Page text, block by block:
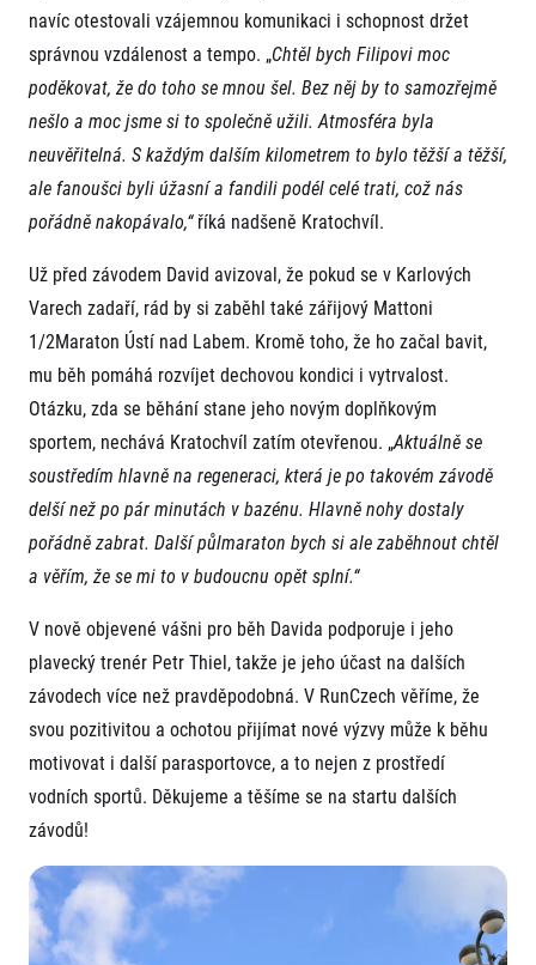
Mobilní aplikace RunCzech
Stáhněte si mobilní aplikaci RunCzech.
Individuální trénink
Skupinové tréninky
Masáže
Titulární partneři
Informace o webu
Všeobecné smluvní podmínky
Informace o cookies
Podmínky GDPR
© 2026 RunCzech s.r.o.
navíc otestovali vzájemnou komunikaci i schopnost držet
správnou vzdálenost a tempo. „Chtěl bych Filipovi moc
poděkovat, že do toho se mnou šel. Bez něj by to samozřejmě
nešlo a moc jsme si to společně užili. Atmosféra byla
neuvěřitelná. S každým dalším kilometrem to bylo těžší a těžší,
ale fanoušci byli úžasní a fandili podél celé trati, což nás
pořádně nakopávalo,“říká nadšeně Kratochvíl.
Už před závodem David avizoval, že pokud se v Karlových
Varech zadaří, rád by si zaběhl také zářijový Mattoni
1/2Maraton Ústí nad Labem. Kromě toho, že ho začal bavit,
mu běh pomáhá rozvíjet dechovou kondici i vytrvalost.
Otázku, zda se běhání stane jeho novým doplňkovým
sportem, nechává Kratochvíl zatím otevřenou. „Aktuálně se
soustředím hlavně na regeneraci, která je po takovém závodě
delší než po pár minutách v bazénu. Hlavně nohy dostaly
pořádně zabrat. Další půlmaraton bych si ale zaběhnout chtěl
a věřím, že se mi to v budoucnu opět splní.“
V nově objevené vášni pro běh Davida podporuje i jeho
plavecký trenér Petr Thiel, takže je jeho účast na dalších
závodech více než pravděpodobná. V RunCzech věříme, že
svou pozitivitou a ochotou přijímat nové výzvy může k běhu
motivovat i další parasportovce, a to nejen z prostředí
vodních sportů. Děkujeme a těšíme se na startu dalších
závodů!